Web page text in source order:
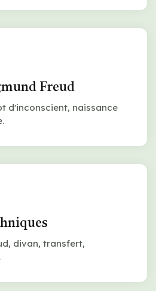
Freud
d'inconscient, naissance
divan, transfert,